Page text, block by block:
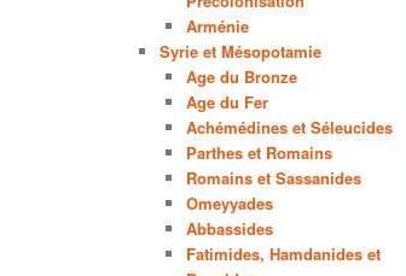
Arménie
Syrie et Mésopotamie
Age du Bronze
Age du Fer
Achémédines et Séleucides
Parthes et Romains
Romains et Sassanides
Omeyyades
Abbassides
Fatimides, Hamdanides et